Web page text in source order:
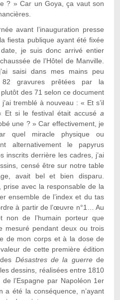
? » Car un Goya, ça vaut son
avant l’inauguration presse
fiesta publique ayant été fixée
je suis donc arrivé entier
de l’Hôtel de Manville.
saisi dans mes mains peu
82 gravures prêtées par la
des 71 selon ce document
tremblé à nouveau : « Et s’il
Et si le festival était accuséa
une ? » Car effectivement, je
quel miracle physique ou
alternativement le papyrus
inscrits derrière les cadres, j’ai
censé être sur notre table
avait bel et bien disparu.
prise avec la responsable de la
ensemble de l’index et du tas
à partir de l’œuvre n°1… Au
non de l’humain porteur que
mesuré pendant deux ou trois
de mon corps et à la dose de
de cette première édition
Désastres de la guerrede
dessins, réalisées entre 1810
l’Espagne par Napoléon 1er
a été la conséquence, n’ayant